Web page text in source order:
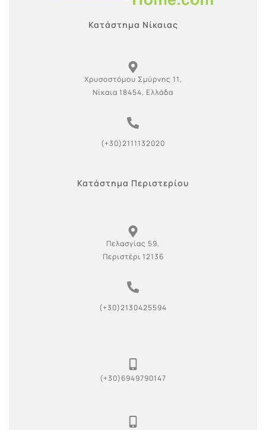
Κατάστημα Νίκαιας
Χρυσοστόμου Σμύρνης 11,
Νίκαια 18454, Ελλάδα
(+30)2111132020
Κατάστημα Περιστερίου
Πελασγίας 59,
Περιστέρι 12136
(+30)2130425594
(+30)6949790147